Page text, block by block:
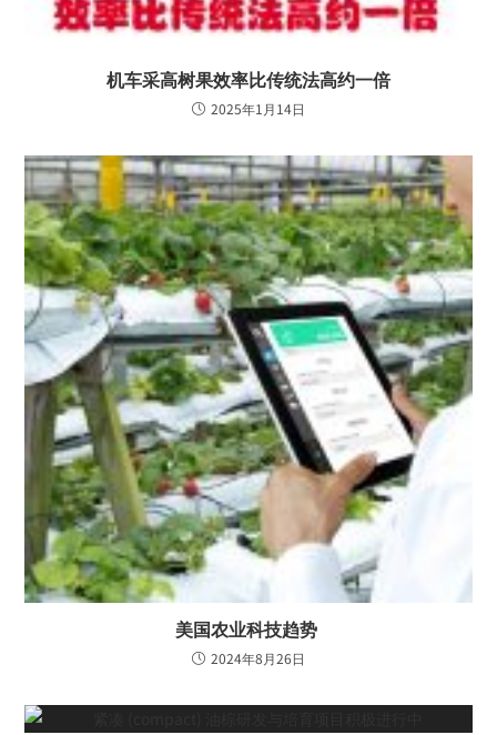
机车采高树果效率比传统法高约一倍
2025年1月14日
美国农业科技趋势
2024年8月26日